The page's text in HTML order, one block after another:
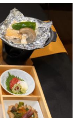
ー20：00）
”匠コース”をご
味わいをお楽しみ